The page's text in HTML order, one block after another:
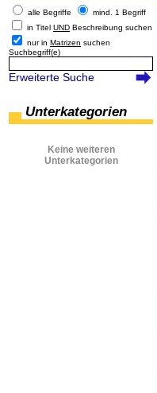
alle Begriffe
mind. 1 Begriff
in Titel UND Beschreibung suchen
nur in Matrizen suchen
Suchbegriff(e)
Erweiterte Suche
Unterkategorien
Keine weiteren
Unterkategorien